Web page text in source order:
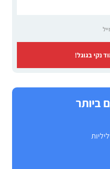
נקי בגוגל!
ביותר